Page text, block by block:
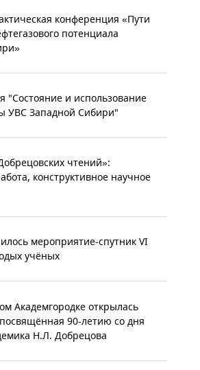
конференция «Пути
потенциала
"Состояние и использование
УВС Западной Сибири"
чтений»:
конструктивное научное
мероприятие-спутник VI
учёных
Академгородке открылась
90-летию со дня
Н.Л. Добрецова